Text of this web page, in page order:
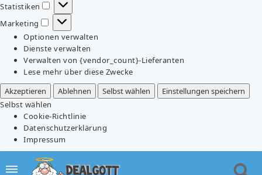
Statistiken
Statistiken
Marketing
Marketing
Optionen verwalten
Dienste verwalten
Verwalten von {vendor_count}-Lieferanten
Lese mehr über diese Zwecke
Akzeptieren
Ablehnen Selbst wählen
Einstellungen speichern
Selbst wählen
Cookie-Richtlinie
Datenschutzerklärung
Impressum